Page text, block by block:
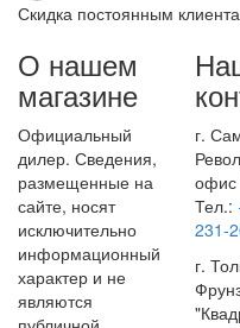
Скидка постоянным
О нашем
магазине
Официальный
дилер. Сведения,
размещенные на
сайте, носят
исключительно
информационный
характер и не
являются
г.
офис
Тел.:
231-
г.